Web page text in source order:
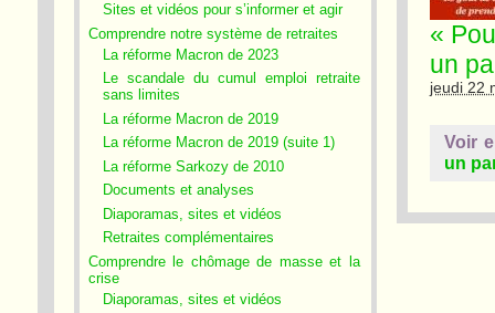
Sites et vidéos pour s’informer et agir
Comprendre notre système de retraites
La réforme Macron de 2023
Le scandale du cumul emploi retraite
sans limites
La réforme Macron de 2019
La réforme Macron de 2019 (suite 1)
La réforme Sarkozy de 2010
Documents et analyses
Diaporamas, sites et vidéos
Retraites complémentaires
Comprendre le chômage de masse et la
crise
Diaporamas, sites et vidéos
«
un
jeudi 22
Voir
un